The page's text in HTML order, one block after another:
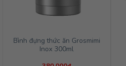
Bình đựng thức ăn Grosmimi
Inox 300ml